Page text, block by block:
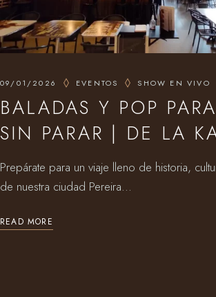
09/01/2026 EVENTOS SHOW EN VIVO
BALADAS Y POP
SIN PARAR | DE LA
Prepárate para un viaje lleno de historia,
de nuestra ciudad Pereira...
READ MORE